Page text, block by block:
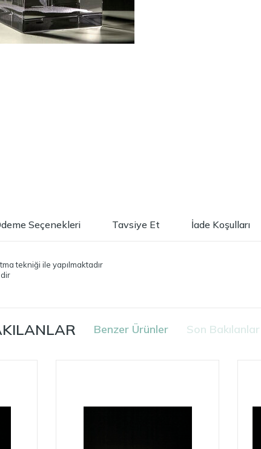
Seçenekleri Tavsiye Et İade Koşulları
tekniği ile yapılmaktadır
Benzer Ürünler Son Bakılanlar